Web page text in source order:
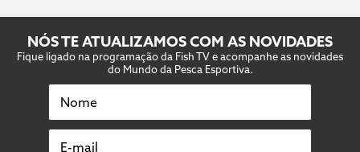
NÓS TE ATUALIZAMOS COM AS NOVIDADES
Fique ligado na programação da Fish TV e acompanhe as novidades
do Mundo da Pesca Esportiva.
Nome
E-mail